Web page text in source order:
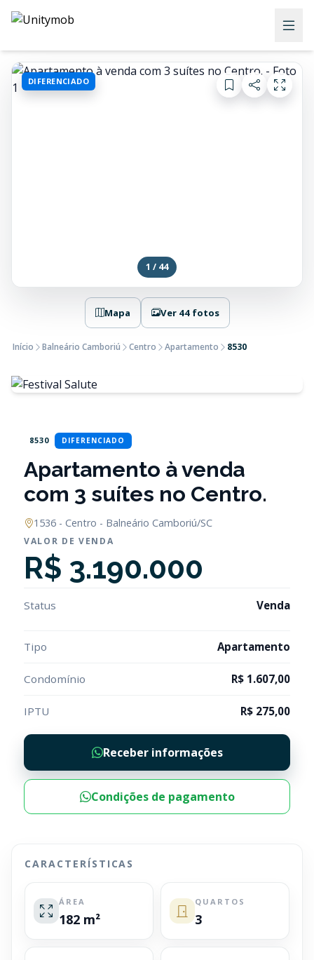
DIFERENCIADO
1 / 44
Mapa Ver 44 fotos
Início Balneário Camboriú Centro Apartamento 8530
8530 DIFERENCIADO
Apartamento à venda
com 3 suítes no Centro.
1536 - Centro - Balneário Camboriú/SC
VALOR DE VENDA
R$ 3.190.000
Status Venda
Tipo Apartamento
Condomínio R$ 1.607,00
IPTU R$ 275,00
Receber informações
Condições de pagamento
CARACTERÍSTICAS
ÁREA
182 m²
QUARTOS
3